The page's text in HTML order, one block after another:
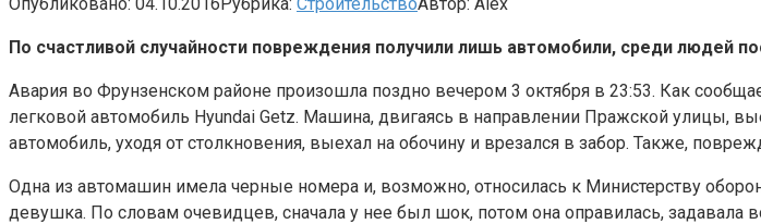
По счастливой случайности повреждения получили лишь автомобили, среди людей
Авария во Фрунзенском районе произошла поздно вечером 3 октября в 23:53. Как
легковой автомобиль Hyundai Getz. Машина, двигаясь в направлении Пражской улицы,
автомобиль, уходя от столкновения, выехал на обочину и врезался в забор. Также,
Одна из автомашин имела черные номера и, возможно, относилась к Министерству
девушка. По словам очевидцев, сначала у нее был шок, потом она оправилась,